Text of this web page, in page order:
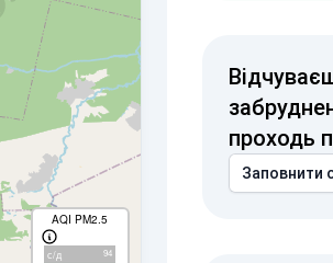
AQI PM2.5
с/д 94
проходь
Заповнити